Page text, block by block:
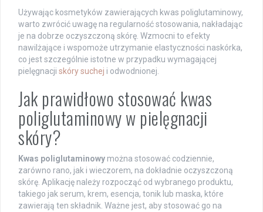
Używając kosmetyków zawierających kwas poliglutaminowy,
warto zwrócić uwagę na regularność stosowania, nakładając
je na dobrze oczyszczoną skórę. Wzmocni to efekty
nawilżające i wspomoże utrzymanie elastyczności naskórka,
co jest szczególnie istotne w przypadku wymagającej
pielęgnacji skóry suchej i odwodnionej.
Jak prawidłowo stosować kwas
poliglutaminowy w pielęgnacji
skóry?
Kwas poliglutaminowy można stosować codziennie,
zarówno rano, jak i wieczorem, na dokładnie oczyszczoną
skórę. Aplikację należy rozpocząć od wybranego produktu,
takiego jak serum, krem, esencja, tonik lub maska, które
zawierają ten składnik. Ważne jest, aby stosować go na